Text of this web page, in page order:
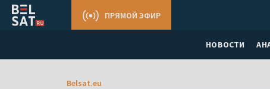
НОВОСТИ
ПРЯМОЙ ЭФИР
Belsat.eu